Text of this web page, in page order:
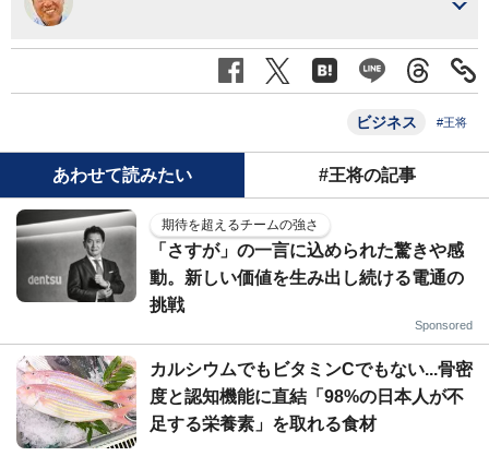
ビジネス #王将
あわせて読みたい #王将の記事
期待を超えるチームの強さ
「さすが」の一言に込められた驚きや感
動。新しい価値を生み出し続ける電通の
挑戦
Sponsored
カルシウムでもビタミンCでもない...骨密
度と認知機能に直結「98%の日本人が不
足する栄養素」を取れる食材